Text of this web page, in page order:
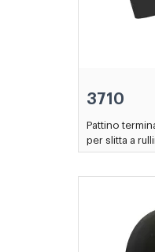
3710
Pattino
per slitta a